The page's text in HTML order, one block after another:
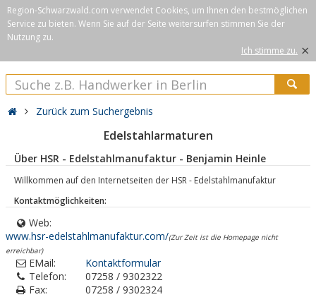
Region-Schwarzwald.com verwendet Cookies, um Ihnen den bestmöglichen
Service zu bieten. Wenn Sie auf der Seite weitersurfen stimmen Sie der
Nutzung zu.
Ich stimme zu. ×
Zurück zum Suchergebnis
Edelstahlarmaturen
Über HSR - Edelstahlmanufaktur - Benjamin Heinle
Willkommen auf den Internetseiten der HSR - Edelstahlmanufaktur
Kontaktmöglichkeiten:
Web:
www.hsr-edelstahlmanufaktur.com/(Zur Zeit ist die Homepage nicht
erreichbar)
EMail:
Kontaktformular
Telefon:
07258 / 9302322
Fax:
07258 / 9302324